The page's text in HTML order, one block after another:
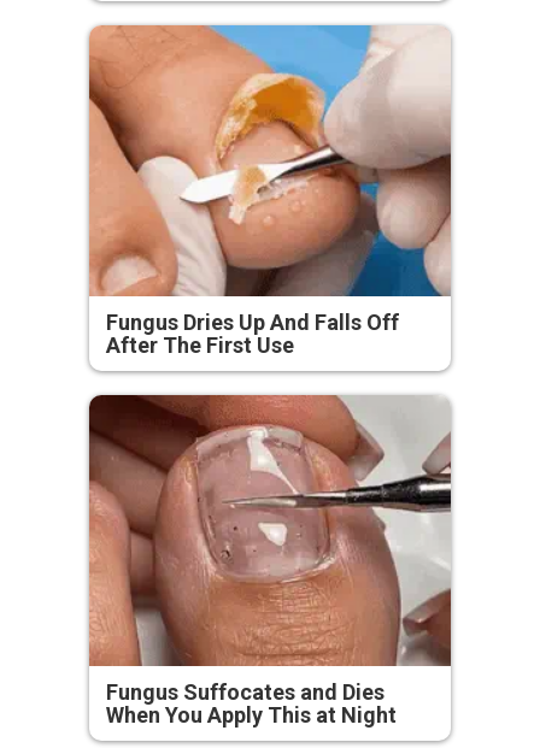
Fungus Dries Up And Falls Off
After The First Use
Fungus Suffocates and Dies
When You Apply This at Night